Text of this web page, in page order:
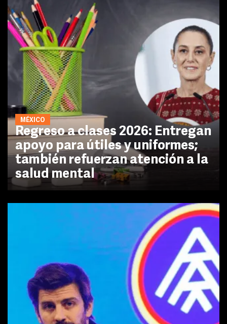
MÉXICO
Regreso a clases 2026: Entregan
apoyo para útiles y uniformes;
también refuerzan atención a la
salud mental